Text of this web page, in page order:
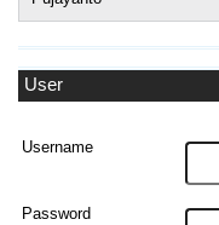
User
Username
Password